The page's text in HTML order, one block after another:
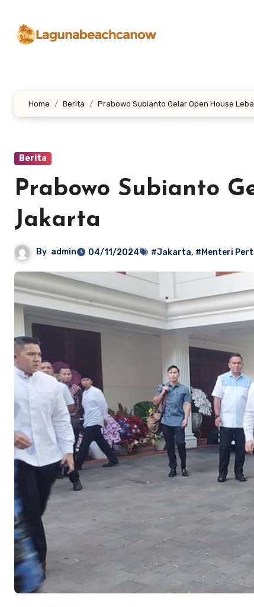
konten
Home Berita Prabowo Subianto Gelar Open House
Berita
Prabowo Subianto
Jakarta
By admin 04/11/2024 #Jakarta, #Menteri